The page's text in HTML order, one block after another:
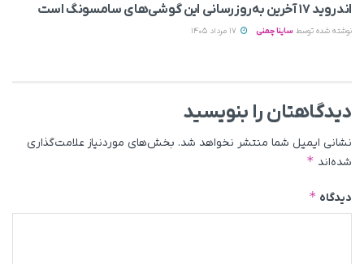
اندروید ۱۷ آخرین به‌روزرسانی این گوشی‌های سامسونگ است
نوشته شده توسط ساینا چمنی
دیدگاهتان را بنویسید
نشانی ایمیل شما منتشر نخواهد شد. بخش‌های موردنیاز علامت‌گذاری
شده‌اند *
دیدگاه *